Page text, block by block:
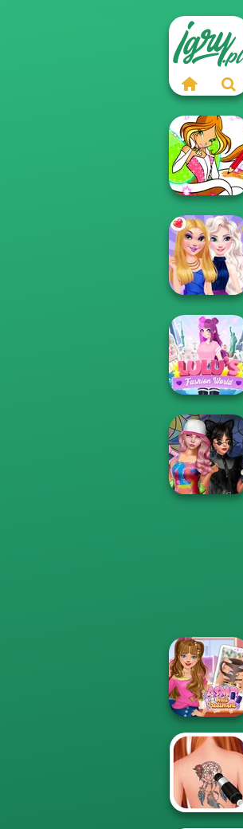
Winx Paint Fairy
Color
BFFs Night Out
Lulus Fashion
World
ASMR Nail
Treatment